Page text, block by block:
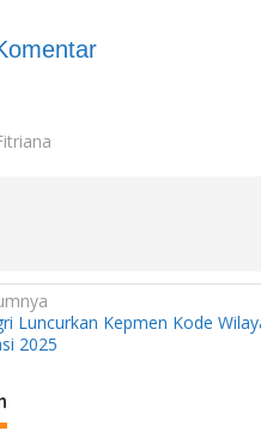
Luncurkan Kepmen Kode
2025